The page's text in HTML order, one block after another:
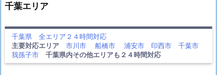
千葉エリア
千葉県 全エリア２４時間対応
主要対応エリア
市川市 船橋市 浦安市 印西市
千葉市
我孫子市
千葉県内その他エリアも２４時間対応